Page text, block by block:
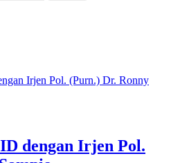
Irjen Pol. (Purn.) Dr. Ronny
dengan Irjen Pol.